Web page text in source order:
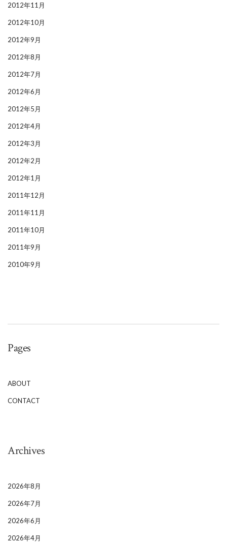
2012年11月
2012年10月
2012年9月
2012年8月
2012年7月
2012年6月
2012年5月
2012年4月
2012年3月
2012年2月
2012年1月
2011年12月
2011年11月
2011年10月
2011年9月
2010年9月
Pages
ABOUT
CONTACT
Archives
2026年8月
2026年7月
2026年6月
2026年4月